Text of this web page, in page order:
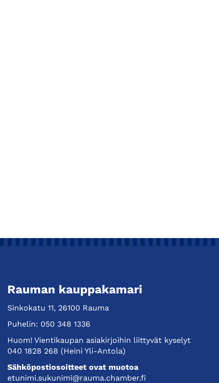
Rauman kauppakamari
Sinkokatu 11, 26100 Rauma
Puhelin: 050 348 1336
Huom! Vientikaupan asiakirjoihin liittyvät kyselyt
040 1828 268 (Heini Yli-Antola)
Sähköpostiosoitteet ovat muotoa
etunimi.sukunimi@rauma.chamber.fi